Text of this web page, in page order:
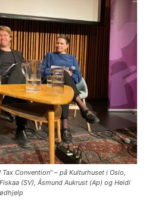
Convention” – på Kulturhuset i Oslo,
(SV), Åsmund Aukrust (Ap) og Heidi